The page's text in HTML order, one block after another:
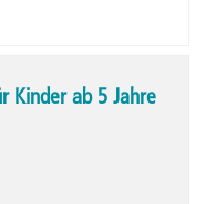
Kinder ab 5 Jahre